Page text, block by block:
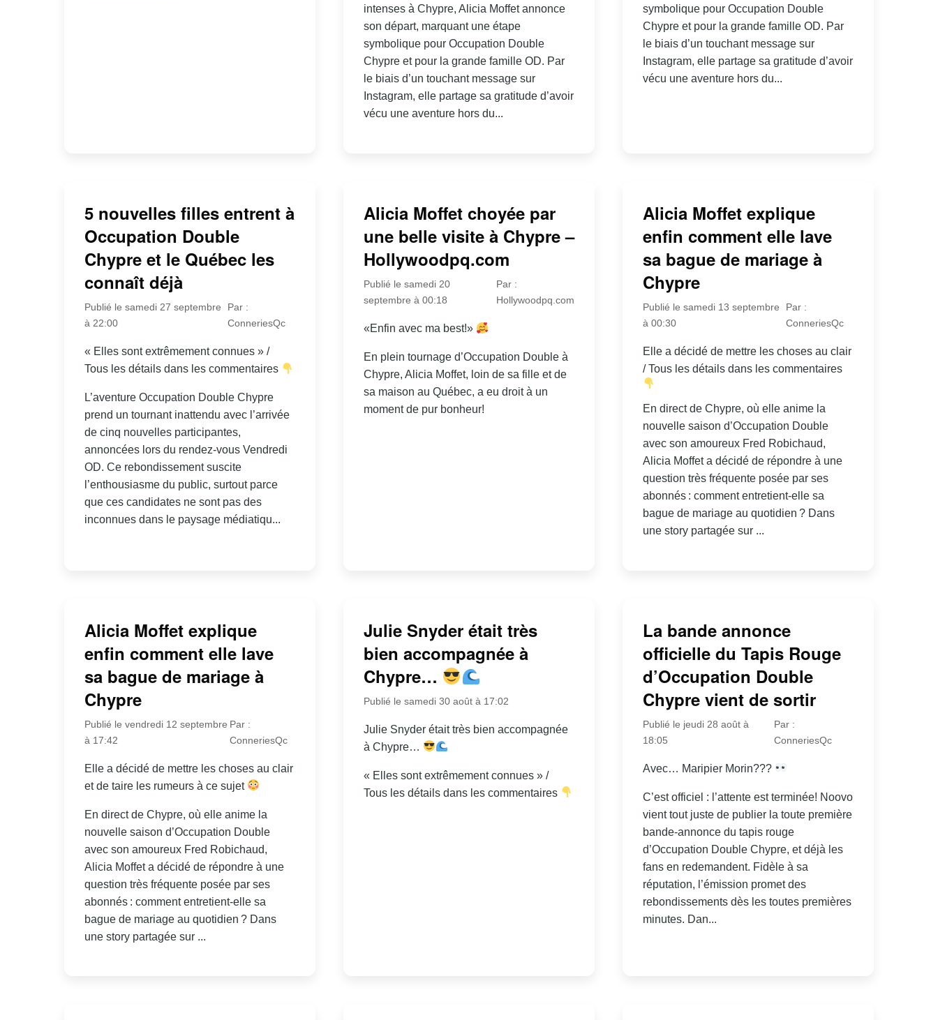
intenses à Chypre, Alicia Moffet annonce
son départ, marquant une étape
symbolique pour Occupation Double
Chypre et pour la grande famille OD. Par
le biais d’un touchant message sur
Instagram, elle partage sa gratitude d’avoir
vécu une aventure hors du...
symbolique pour Occupation Double
Chypre et pour la grande famille OD. Par
le biais d’un touchant message sur
Instagram, elle partage sa gratitude d’avoir
vécu une aventure hors du...
5 nouvelles filles entrent à
Occupation Double
Chypre et le Québec les
connaît déjà
Publié le samedi 27 septembre
à 22:00
Par :
ConneriesQc
« Elles sont extrêmement connues » /
Tous les détails dans les commentaires
L’aventure Occupation Double Chypre
prend un tournant inattendu avec l’arrivée
de cinq nouvelles participantes,
annoncées lors du rendez-vous Vendredi
OD. Ce rebondissement suscite
l’enthousiasme du public, surtout parce
que ces candidates ne sont pas des
inconnues dans le paysage médiatiqu...
Alicia Moffet choyée par
une belle visite à Chypre –
Hollywoodpq.com
Publié le samedi 20
septembre à 00:18
Par :
Hollywoodpq.com
«Enfin avec ma best!»
En plein tournage d’Occupation Double à
Chypre, Alicia Moffet, loin de sa fille et de
sa maison au Québec, a eu droit à un
moment de pur bonheur!
Alicia Moffet explique
enfin comment elle lave
sa bague de mariage à
Chypre
Publié le samedi 13 septembre
à 00:30
Par :
ConneriesQc
Elle a décidé de mettre les choses au clair
/ Tous les détails dans les commentaires
En direct de Chypre, où elle anime la
nouvelle saison d’Occupation Double
avec son amoureux Fred Robichaud,
Alicia Moffet a décidé de répondre à une
question très fréquente posée par ses
abonnés : comment entretient-elle sa
bague de mariage au quotidien ? Dans
une story partagée sur ...
Alicia Moffet explique
enfin comment elle lave
sa bague de mariage à
Chypre
Publié le vendredi 12 septembre
à 17:42
Par :
ConneriesQc
Elle a décidé de mettre les choses au clair
et de taire les rumeurs à ce sujet
En direct de Chypre, où elle anime la
nouvelle saison d’Occupation Double
avec son amoureux Fred Robichaud,
Alicia Moffet a décidé de répondre à une
question très fréquente posée par ses
abonnés : comment entretient-elle sa
bague de mariage au quotidien ? Dans
une story partagée sur ...
Julie Snyder était très
bien accompagnée à
Chypre…
Publié le samedi 30 août à 17:02
Julie Snyder était très bien accompagnée
à Chypre…
« Elles sont extrêmement connues » /
Tous les détails dans les commentaires
La bande annonce
officielle du Tapis Rouge
d’Occupation Double
Chypre vient de sortir
Publié le jeudi 28 août à
18:05
Par :
ConneriesQc
Avec… Maripier Morin???
C’est officiel : l’attente est terminée! Noovo
vient tout juste de publier la toute première
bande-annonce du tapis rouge
d’Occupation Double Chypre, et déjà les
fans en redemandent. Fidèle à sa
réputation, l’émission promet des
rebondissements dès les toutes premières
minutes. Dan...